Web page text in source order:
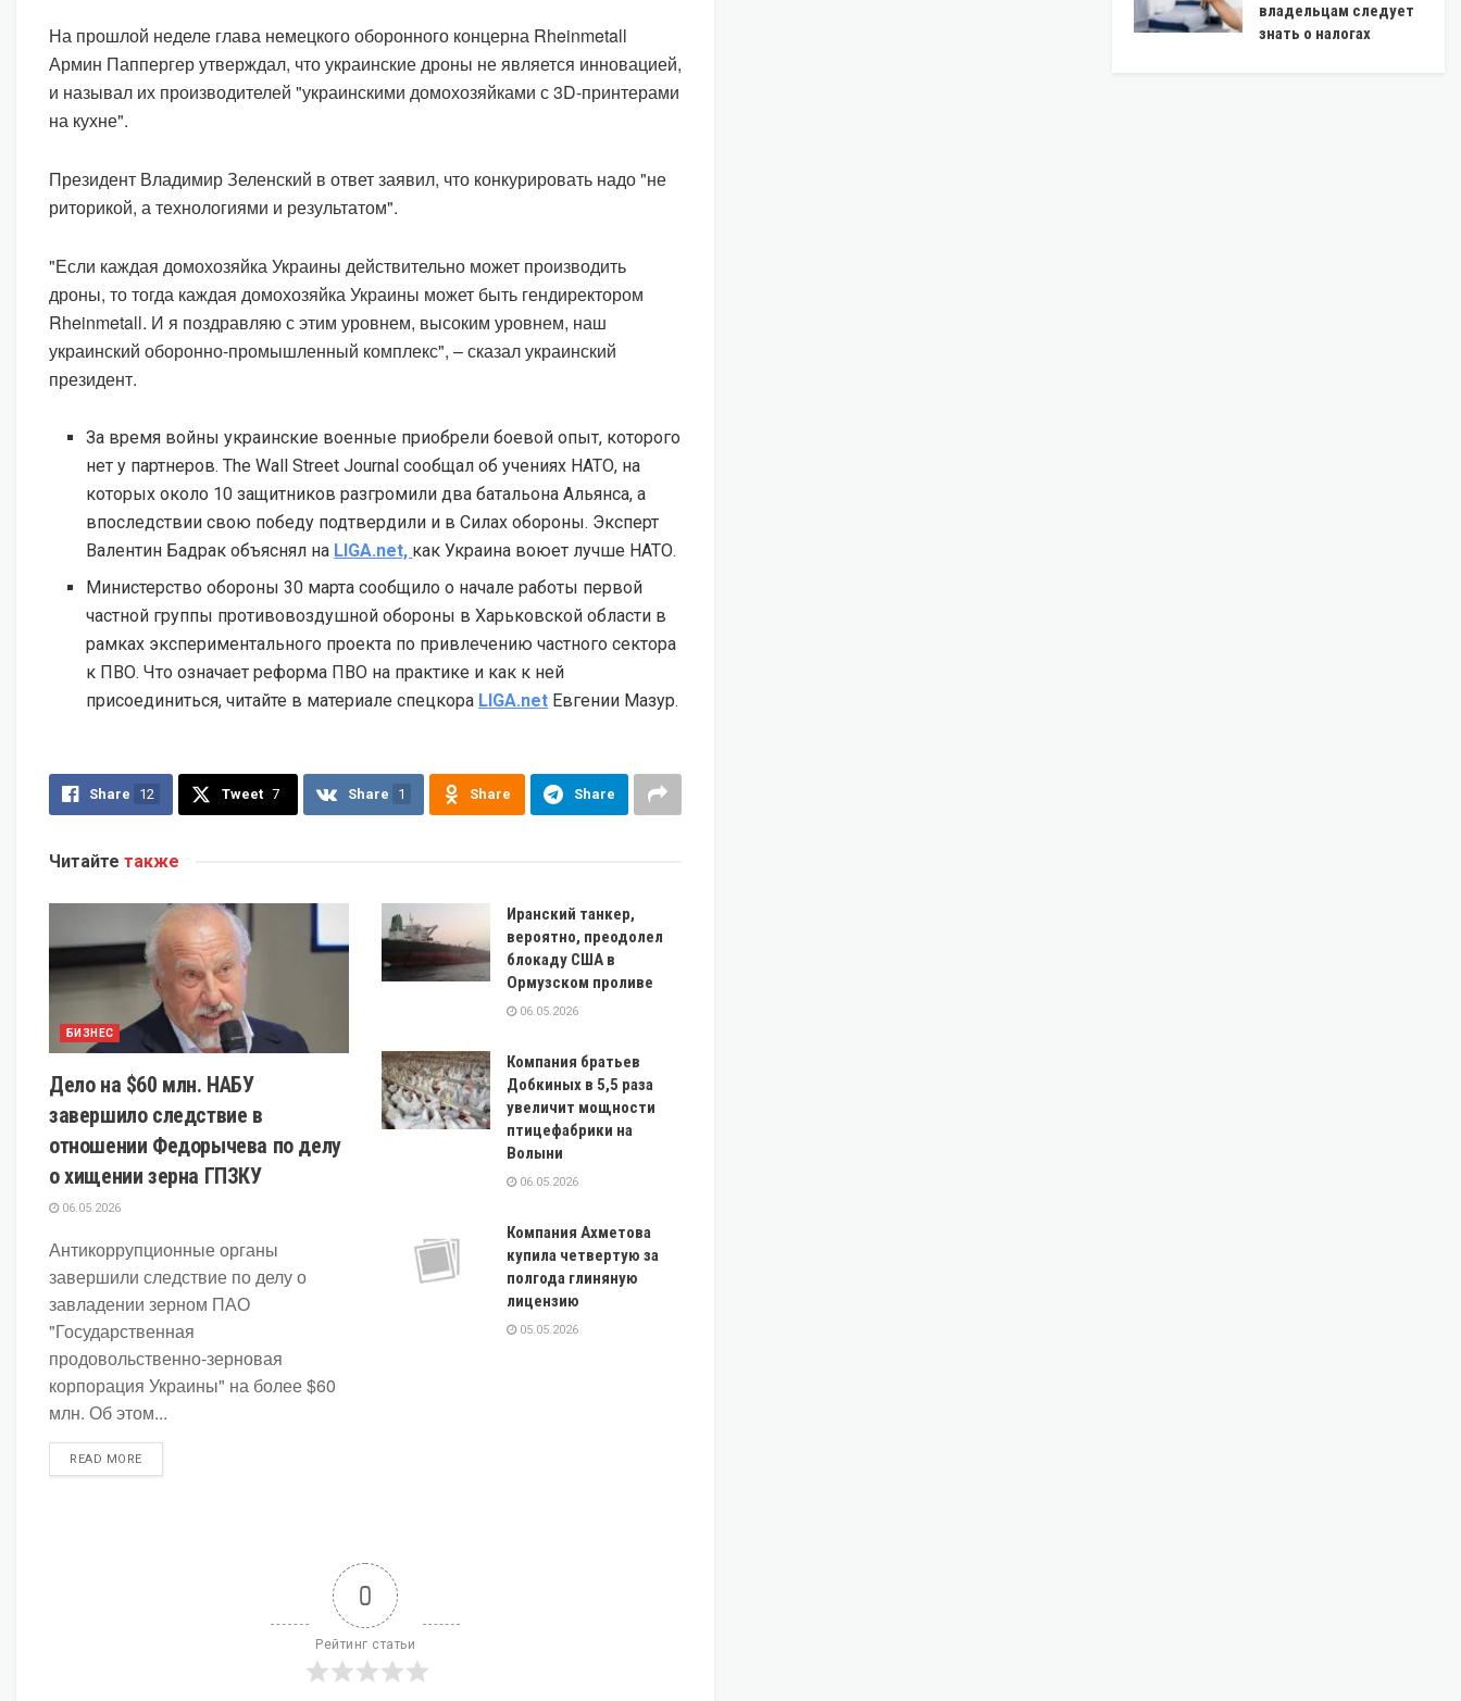
На прошлой неделе глава немецкого оборонного концерна Rheinmetall
Армин Паппергер утверждал, что украинские дроны не является инновацией,
и называл их производителей "украинскими домохозяйками с 3D-принтерами
на кухне".
Президент Владимир Зеленский в ответ заявил, что конкурировать надо "не
риторикой, а технологиями и результатом".
"Если каждая домохозяйка Украины действительно может производить
дроны, то тогда каждая домохозяйка Украины может быть гендиректором
Rheinmetall. И я поздравляю с этим уровнем, высоким уровнем, наш
украинский оборонно-промышленный комплекс", – сказал украинский
президент.
За время войны украинские военные приобрели боевой опыт, которого
нет у партнеров. The Wall Street Journal сообщал об учениях НАТО, на
которых около 10 защитников разгромили два батальона Альянса, а
впоследствии свою победу подтвердили и в Силах обороны. Эксперт
Валентин Бадрак объяснял на LIGA.net, как Украина воюет лучше НАТО.
Министерство обороны 30 марта сообщило о начале работы первой
частной группы противовоздушной обороны в Харьковской области в
рамках экспериментального проекта по привлечению частного сектора
к ПВО. Что означает реформа ПВО на практике и как к ней
присоединиться, читайте в материале спецкора LIGA.net Евгении Мазур.
Share 12 Tweet 7 Share 1 Share Share
Читайте также
БИЗНЕС
Дело на $60 млн. НАБУ
завершило следствие в
отношении Федорычева по делу
о хищении зерна ГПЗКУ
06.05.2026
Антикоррупционные органы
завершили следствие по делу о
завладении зерном ПАО
"Государственная
продовольственно-зерновая
корпорация Украины" на более $60
млн. Об этом...
READ MOREDETAILS
Иранский танкер,
вероятно, преодолел
блокаду США в
Ормузском проливе
06.05.2026
Компания братьев
Добкиных в 5,5 раза
увеличит мощности
птицефабрики на
Волыни
06.05.2026
Компания Ахметова
купила четвертую за
полгода глиняную
лицензию
05.05.2026
0
Рейтинг статьи
владельцам следует
знать о налогах